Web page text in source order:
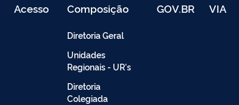
Acesso
Restrito
Composição
Diretoria Geral
Unidades
Regionais - UR's
Diretoria
Colegiada
GOV.BR VIA
040